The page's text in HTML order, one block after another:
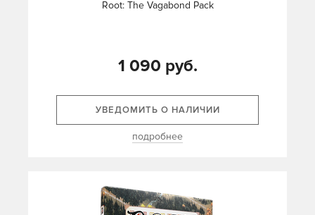
Root: The Vagabond Pack
1 090 руб.
УВЕДОМИТЬ О НАЛИЧИИ
подробнее